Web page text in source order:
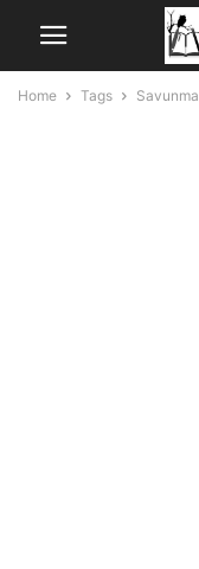
Home Tags